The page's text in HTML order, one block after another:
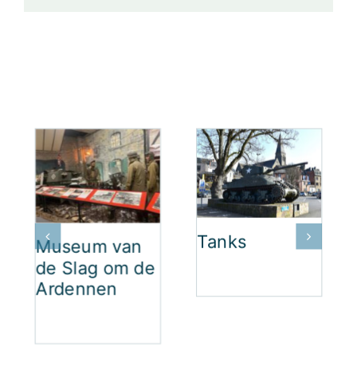
Museum van
de Slag om de
Ardennen
Tanks